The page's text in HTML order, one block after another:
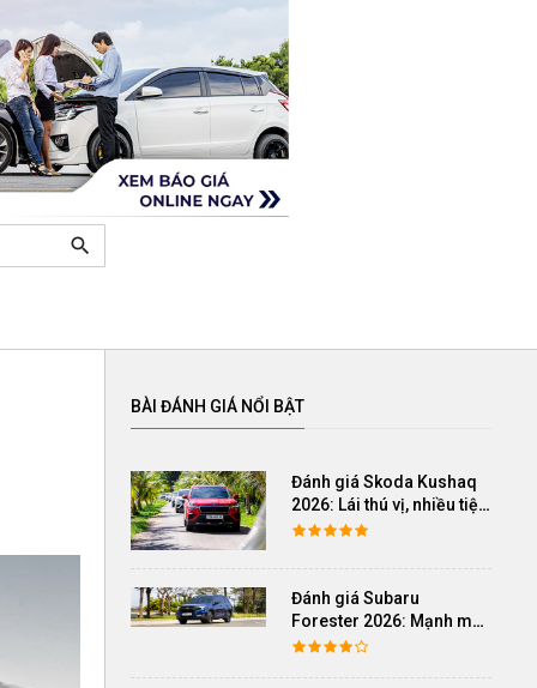
search
BÀI ĐÁNH GIÁ NỔI BẬT
Đánh giá Skoda Kushaq
2026: Lái thú vị, nhiều tiện
nghi, giá cạnh tranh
Đánh giá Subaru
Forester 2026: Mạnh mẽ,
êm ái đi cùng hệ thống